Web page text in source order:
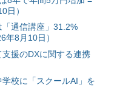
日）
通信講座」31.2%
8月10日）
援のDXに関する連携
校に「スクールAI」を